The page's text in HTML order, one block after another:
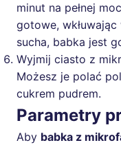
minut na pełnej
gotowe,
sucha, babka jest
Wyjmij ciasto z
Możesz je polać
cukrem pudrem.
Parametry
Aby babka z